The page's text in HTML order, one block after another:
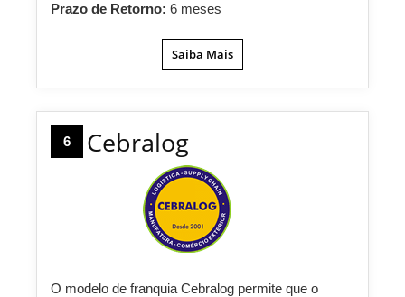
Prazo de Retorno: 6 meses
Saiba Mais
6 Cebralog
O modelo de franquia Cebralog permite que o